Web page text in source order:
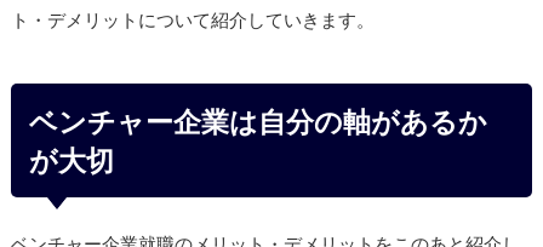
ト・デメリットについて紹介していきます。
ベンチャー企業は自分の軸があるか
が大切